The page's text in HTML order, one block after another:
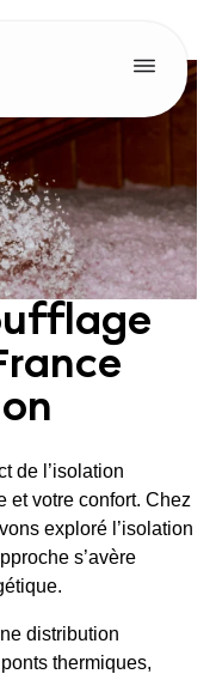
de l’isolation
et votre confort. Chez
exploré l’isolation
s’avère
distribution
thermiques,